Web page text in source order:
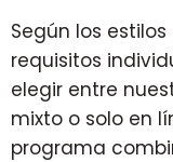
Según los
requisitos
elegir entre
mixto o solo en
programa